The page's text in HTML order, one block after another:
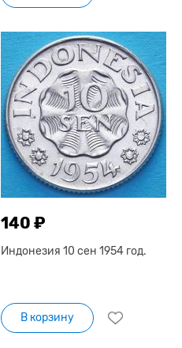
140 ₽
Индонезия 10 сен 1954 год.
В корзину